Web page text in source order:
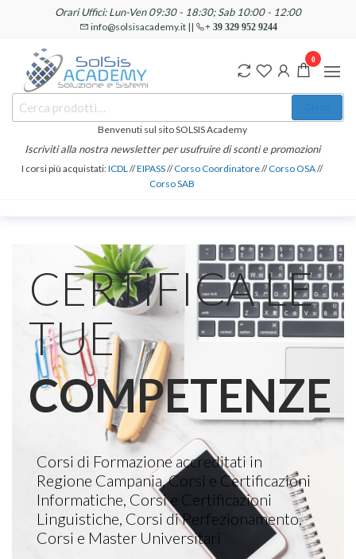
Orari Uffici: Lun-Ven 09:30 - 18:30; Sab 10:00 - 12:00
info@solsisacademy.it || + 39 329 952 9244
SOLSIS
Academy
Corsi e
Certificazioni
Linguistiche
Benvenuti sul sito SOLSIS Academy
Iscriviti alla nostra newsletter per usufruire di sconti e promozioni
I corsi più acquistati:ICDL//EIPASS//Corso Coordinatore//Corso OSA//
Corso SAB
0
CERTIFICA LE
TUE
COMPETENZE
Corsi di Formazione accreditati in
Regione Campania, Corsi e Certificazioni
Informatiche, Corsi e Certificazioni
Linguistiche, Corsi di Perfezionamento,
Corsi e Master Universitari